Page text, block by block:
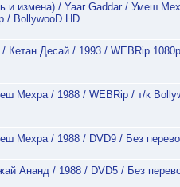
и измена) / Yaar Gaddar / Умеш
/ BollywooD HD
Кетан Десай / 1993 / WEBRip
Мехра / 1988 / WEBRip / т/к
Мехра / 1988 / DVD9 / Без
Ананд / 1988 / DVD5 / Без